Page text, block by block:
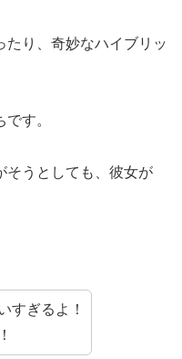
たり、奇妙なハイブリッ
す。
そうとしても、彼女が
すぎるよ！